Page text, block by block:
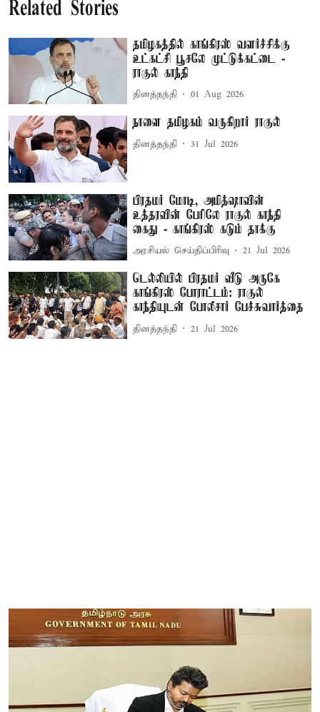
Related Stories
தமிழகத்தில் காங்கிரஸ் வளர்ச்சிக்கு
உட்கட்சி பூசலே முட்டுக்கட்டை -
ராகுல் காந்தி
தினத்தந்தி 01 Aug 2026
நாளை தமிழகம் வருகிறார் ராகுல்
தினத்தந்தி 31 Jul 2026
பிரதமர் மோடி, அமித்ஷாவின்
உத்தரவின் பேரிலே ராகுல் காந்தி
கைது - காங்கிரஸ் கடும் தாக்கு
அரசியல் செய்திப்பிரிவு 21 Jul 2026
டெல்லியில் பிரதமர் வீடு அருகே
காங்கிரஸ் போராட்டம்: ராகுல்
காந்தியுடன் போலீசார் பேச்சுவார்த்தை
தினத்தந்தி 21 Jul 2026